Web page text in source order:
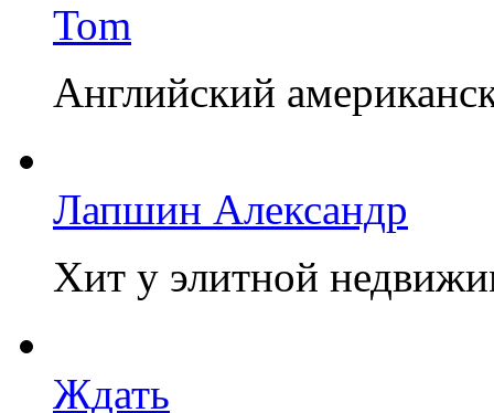
Tom
Английский
Лапшин Александр
Хит у элитной
Ждать